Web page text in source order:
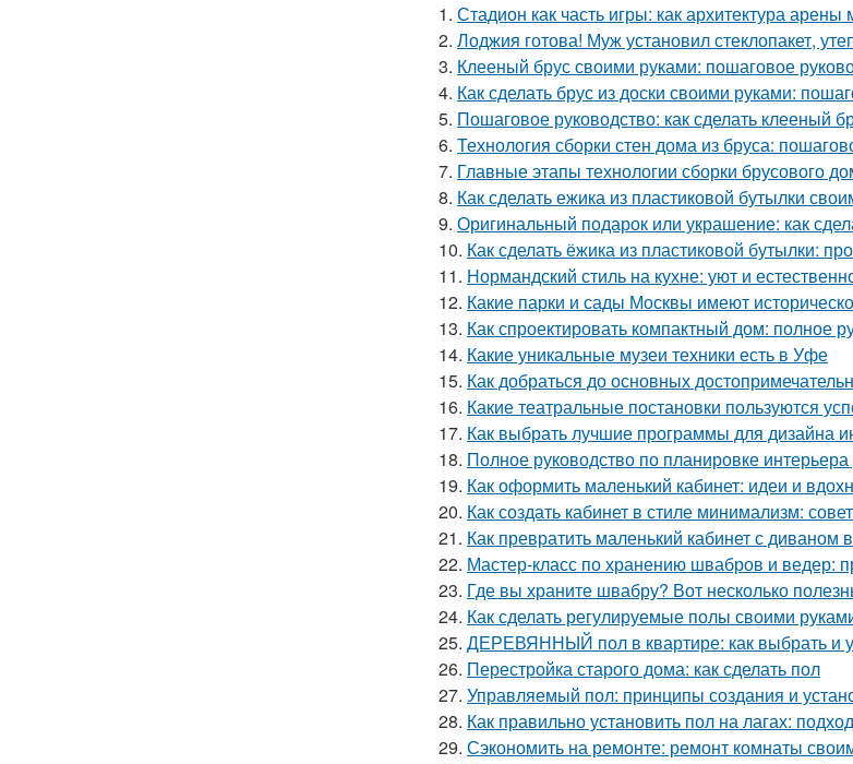
1. Стадион как часть игры: как архитектура
2. Лоджия готова! Муж установил стеклопакет,
3. Клееный брус своими руками: пошаговое
4. Как сделать брус из доски своими руками:
5. Пошаговое руководство: как сделать клееный
6. Технология сборки стен дома из бруса:
7. Главные этапы технологии сборки брусового
8. Как сделать ежика из пластиковой бутылки
9. Оригинальный подарок или украшение: как
10. Как сделать ёжика из пластиковой бутылки:
11. Нормандский стиль на кухне: уют и
12. Какие парки и сады Москвы имеют
13. Как спроектировать компактный дом: полное
14. Какие уникальные музеи техники есть в Уфе
15. Как добраться до основных
16. Какие театральные постановки пользуются
17. Как выбрать лучшие программы для дизайна
18. Полное руководство по планировке
19. Как оформить маленький кабинет: идеи и
20. Как создать кабинет в стиле минимализм:
21. Как превратить маленький кабинет с диваном
22. Мастер-класс по хранению швабров и ведер:
23. Где вы храните швабру? Вот несколько
24. Как сделать регулируемые полы своими
25. ДЕРЕВЯННЫЙ пол в квартире: как выбрать и
26. Перестройка старого дома: как сделать пол
27. Управляемый пол: принципы создания и
28. Как правильно установить пол на лагах:
29. Сэкономить на ремонте: ремонт комнаты